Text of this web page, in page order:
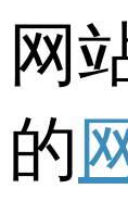
网
的